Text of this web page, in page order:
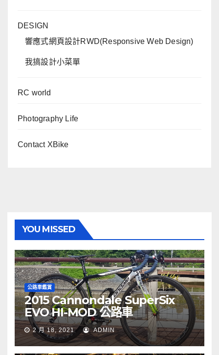
DESIGN
響應式網頁設計RWD(Responsive Web Design)
我搞設計小菜單
RC world
Photography Life
Contact XBike
YOU MISSED
公路車鑑賞
2015 Cannondale SuperSix
EVO HI-MOD 公路車
2 月 18, 2021 ADMIN